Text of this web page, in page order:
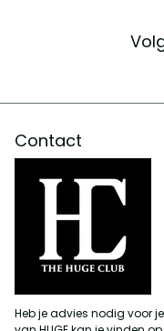
Contact
Heb je advies nodig voor